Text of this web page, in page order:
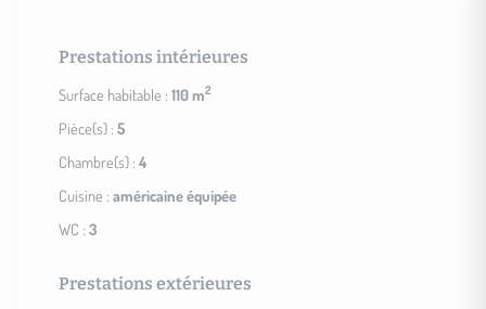
Prestations intérieures
Surface habitable :110 m2
Pièce(s) :5
Chambre(s) :4
Cuisine :américaine équipée
WC :3
Prestations extérieures